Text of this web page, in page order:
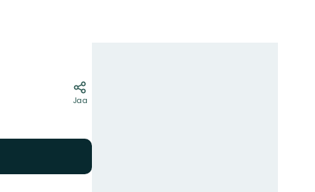
Jaa